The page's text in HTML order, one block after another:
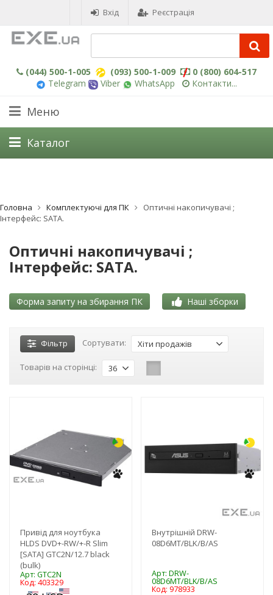
Вхід Реєстрація
(044) 500-1-005 (093) 500-1-009
0 (800) 604-517
Telegram
Viber WhatsApp Контакти...
Меню
Каталог
Головна Комплектуючі для ПК
Оптичні накопичувачі ;
Інтерфейс: SATA.
Оптичні накопичувачі ;
Інтерфейс: SATA.
Форма запиту на збирання ПК Наші зборки
Фільтр Сортувати: Хіти продажів
Товарів на сторінці: 36
Привід для ноутбука
HLDS DVD+-RW/+-R Slim
[SATA] GTC2N/12.7 black
(bulk)
Арт: GTC2N
Код: 403329
Внутрішній DRW-
08D6MT/BLK/B/AS
Арт: DRW-
08D6MT/BLK/B/AS
Код: 978933